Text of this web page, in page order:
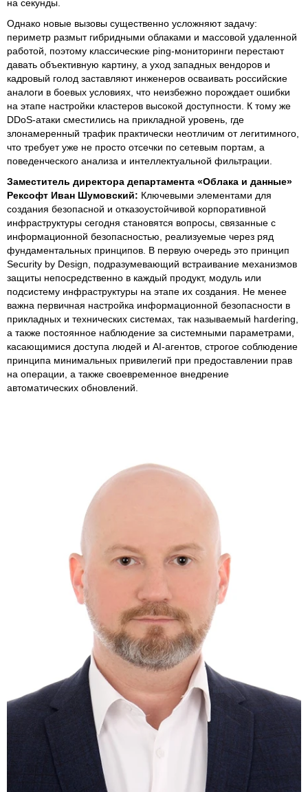
на секунды.
Однако новые вызовы существенно усложняют задачу:
периметр размыт гибридными облаками и массовой удаленной
работой, поэтому классические ping-мониторинги перестают
давать объективную картину, а уход западных вендоров и
кадровый голод заставляют инженеров осваивать российские
аналоги в боевых условиях, что неизбежно порождает ошибки
на этапе настройки кластеров высокой доступности. К тому же
DDoS-атаки сместились на прикладной уровень, где
злонамеренный трафик практически неотличим от легитимного,
что требует уже не просто отсечки по сетевым портам, а
поведенческого анализа и интеллектуальной фильтрации.
Заместитель директора департамента «Облака и данные»
Рексофт Иван Шумовский: Ключевыми элементами для
создания безопасной и отказоустойчивой корпоративной
инфраструктуры сегодня становятся вопросы, связанные с
информационной безопасностью, реализуемые через ряд
фундаментальных принципов. В первую очередь это принцип
Security by Design, подразумевающий встраивание механизмов
защиты непосредственно в каждый продукт, модуль или
подсистему инфраструктуры на этапе их создания. Не менее
важна первичная настройка информационной безопасности в
прикладных и технических системах, так называемый hardering,
а также постоянное наблюдение за системными параметрами,
касающимися доступа людей и AI-агентов, строгое соблюдение
принципа минимальных привилегий при предоставлении прав
на операции, а также своевременное внедрение
автоматических обновлений.